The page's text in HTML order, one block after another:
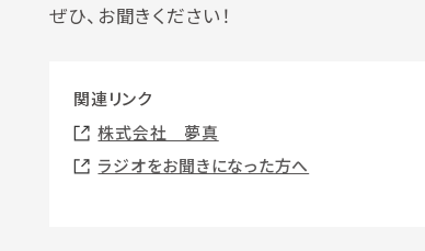
ぜひ、お聞きください！
関連リンク
株式会社 夢真
ラジオをお聞きになった方へ